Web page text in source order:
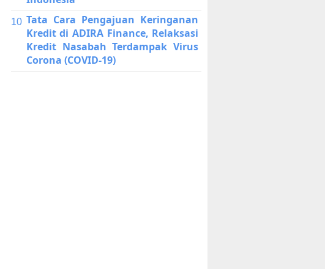
Tata Cara Pengajuan Keringanan
Kredit di ADIRA Finance, Relaksasi
Kredit Nasabah Terdampak Virus
Corona (COVID-19)